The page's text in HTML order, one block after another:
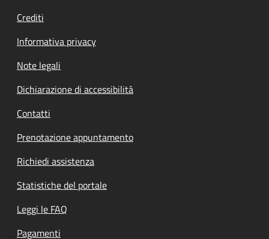
Crediti
Informativa privacy
Note legali
Dichiarazione di accessibilità
Contatti
Prenotazione appuntamento
Richiedi assistenza
Statistiche del portale
Leggi le FAQ
Pagamenti